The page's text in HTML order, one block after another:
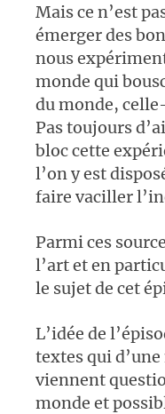
Mais ce n’est
émerger des
nous
monde qui
du monde,
Pas toujours
bloc cette
l’on y est
faire vaciller
Parmi ces
l’art et en
le sujet de cet
L’idée de
textes qui
viennent
monde et